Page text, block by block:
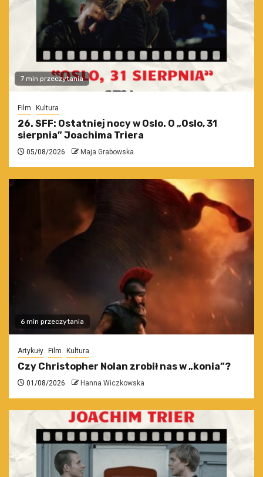
7 min przeczytania
Film Kultura
26. SFF: Ostatniej nocy w Oslo. O „Oslo, 31
sierpnia” Joachima Triera
05/08/2026 Maja Grabowska
6 min przeczytania
Artykuły Film Kultura
Czy Christopher Nolan zrobił nas w „konia”?
01/08/2026 Hanna Wiczkowska